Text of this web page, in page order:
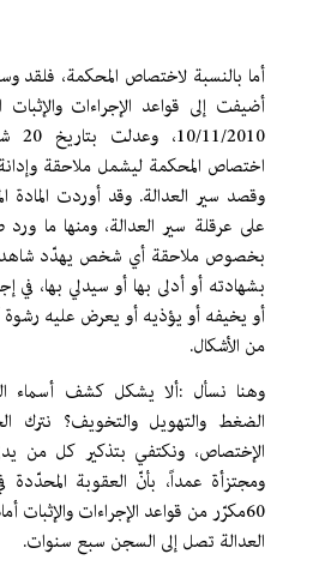
أضيفت إلى قواعد الإجراءات
اختصاص المحكمة ليشمل ملاحقة
وقصد سير العدالة. وقد أوردت المادة
بخصوص ملاحقة أي شخص يهدّد شاهداً
بشهادته أو أدلى بها أو سيدلي بها، في
أو يخيفه أو يؤذيه أو يعرض عليه
من الأشكال.
وهنا نسأل :ألا يشكل كشف أسماء
الضغط والتهويل والتخويف؟ نترك
الإختصاص، ونكتفي بتذكير كل من
ومجتزأة عمداً، بأنّ العقوبة المحدّدة
60مكرّر من قواعد الإجراءات والإثبات
العدالة تصل إلى السجن سبع سنوات.